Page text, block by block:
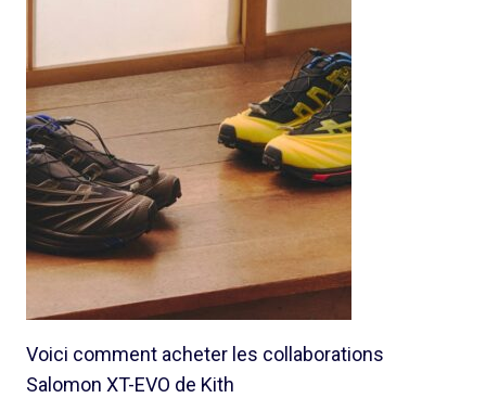
Voici comment acheter les collaborations
Salomon XT-EVO de Kith